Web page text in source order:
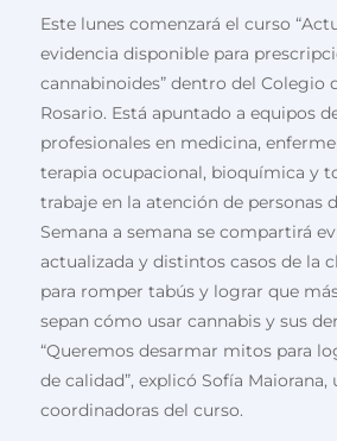
Este lunes comenzará el curso
evidencia disponible para
cannabinoides⁣” dentro del Colegio
Rosario. Está apuntado a equipos
profesionales en medicina,
terapia ocupacional, bioquímica y
trabaje en la atención de personas
Semana a semana se compartirá
actualizada y distintos casos de la
para romper tabús y lograr que
sepan cómo usar cannabis y sus
“Queremos desarmar mitos para
de calidad”, explicó Sofía Maiorana,
coordinadoras del curso.